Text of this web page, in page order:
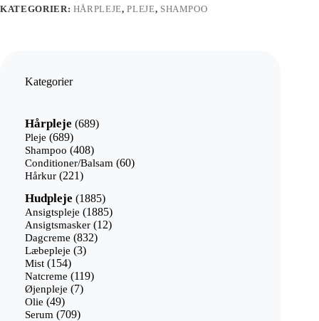
KATEGORIER: HÅRPLEJE,PLEJE, SHAMPOO
Kategorier
Hårpleje 689689
Pleje 689689
varer
Shampoo 408408
varer
Conditioner/Balsam 6060
Hårkur 221221
Hudpleje 18851885
varer
Ansigtspleje 18851885
varer
Ansigtsmasker 1212
Dagcreme 832832
Læbepleje 33
Mist 154154
varer
Natcreme 119119
Øjenpleje 77
Olie 4949
varer
Serum 709709